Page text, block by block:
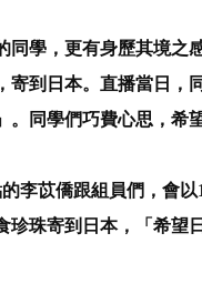
同學，更有身歷其境之
寄到日本。直播當日，
。同學們巧費心思，希
李苡僑跟組員們，會
珍珠寄到日本，「希望